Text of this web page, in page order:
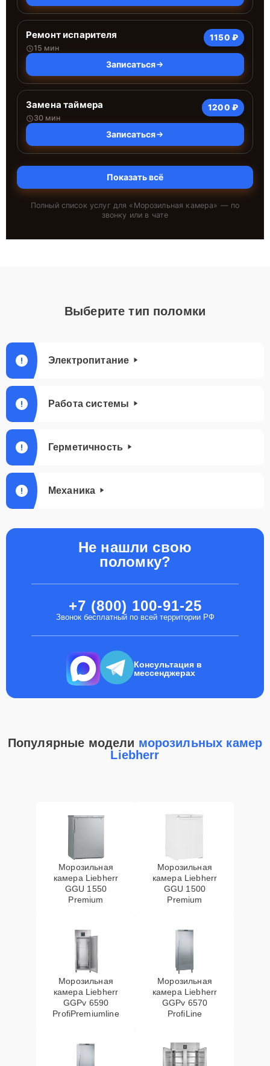
Ремонт испарителя
15 мин
1150 ₽
Записаться
Замена таймера
30 мин
1200 ₽
Записаться
Показать всё
Полный список услуг для « Морозильная камера» — по
звонку или в чате
Выберите тип поломки
Электропитание
Работа системы
Герметичность
Механика
Не нашли свою
поломку?
+7 (800) 100-91-25
Звонок бесплатный по всей территории РФ
Консультация в
мессенджерах
Популярные модели морозильных камер
Liebherr
Морозильная
камера Liebherr
GGU 1550
Premium
Морозильная
камера Liebherr
GGU 1500
Premium
Морозильная
камера Liebherr
GGPv 6590
ProfiPremiumline
Морозильная
камера Liebherr
GGPv 6570
ProfiLine